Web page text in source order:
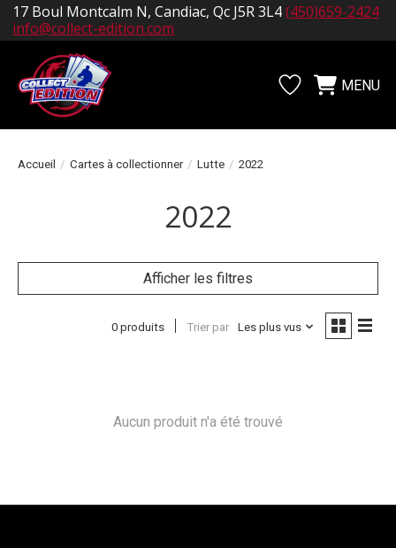
17 Boul Montcalm N, Candiac, Qc J5R 3L4(450)659-2424
info@collect-edition.com
Liste dePanier
MENU
Accueil / Cartes à collectionner / Lutte / 2022
2022
Afficher les filtres
0 produits Trier par Les plus vus
Aucun produit n'a été trouvé